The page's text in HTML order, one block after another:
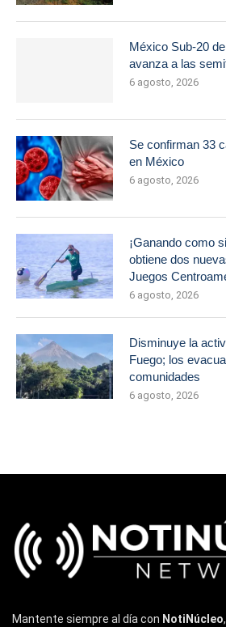
México Sub-20
avanza a las
6 agosto, 2026
Se confirman 33
en México
6 agosto, 2026
¡Ganando como
obtiene dos
Juegos
6 agosto, 2026
Disminuye la
Fuego; los
comunidades
6 agosto, 2026
Mantente siempre al día con NotiNúcleo